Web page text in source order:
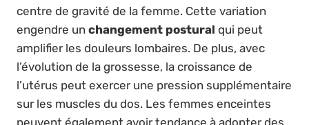
centre de gravité de la femme. Cette variation
engendre un changement postural qui peut
amplifier les douleurs lombaires. De plus, avec
l’évolution de la grossesse, la croissance de
l’utérus peut exercer une pression supplémentaire
sur les muscles du dos. Les femmes enceintes
peuvent également avoir tendance à adopter des